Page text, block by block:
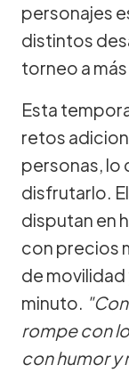
personajes
distintos
torneo a
Esta
retos
personas, lo
disfrutarlo.
disputan en
con precios
de
minuto.
rompe con
con humor y